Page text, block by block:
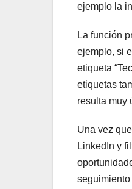
ejemplo la
La función
ejemplo, si
etiqueta
etiquetas
resulta muy
Una vez
LinkedIn y